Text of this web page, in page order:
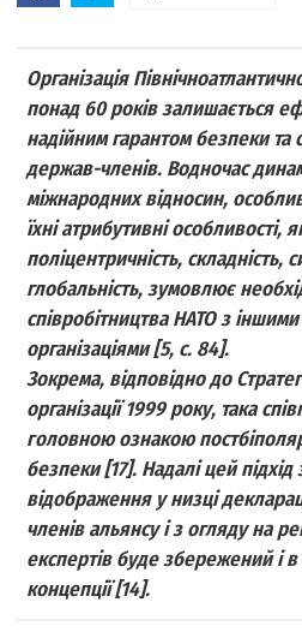
Організація
понад 60 років залишається
надійним гарантом безпеки та
держав-членів. Водночас
міжнародних відносин,
їхні атрибутивні особливості,
поліцентричність, складність,
глобальність, зумовлює
співробітництва НАТО з
організаціями [5, c. 84].
Зокрема, відповідно до
організації 1999 року, така
головною ознакою
безпеки [17]. Надалі цей
відображення у низці
членів альянсу і з огляду на
експертів буде збережений і в
концепції [14].